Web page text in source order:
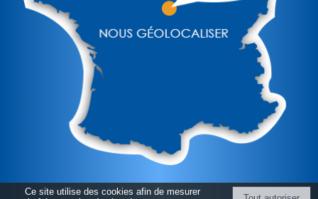
Ce site utilise des cookies afin de mesurer